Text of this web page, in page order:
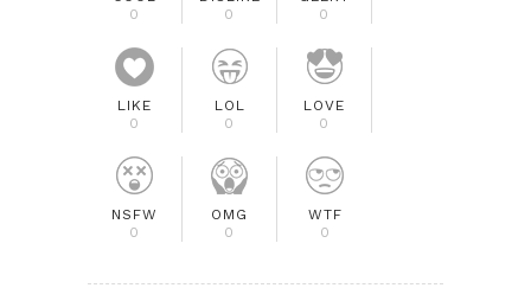
0
0
0
LIKE
0
LOL
0
LOVE
0
NSFW
0
OMG
0
WTF
0